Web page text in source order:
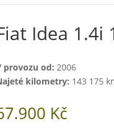
Idea 1.4i
provozu od: 2006
kilometry: 143 175
Kč